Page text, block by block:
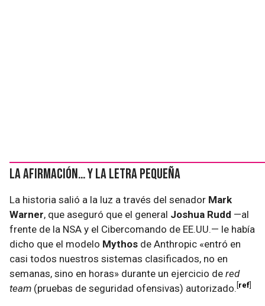
La afirmación… y la letra pequeña
La historia salió a la luz a través del senador Mark
Warner, que aseguró que el general Joshua Rudd —al
frente de la NSA y el Cibercomando de EE.UU.— le había
dicho que el modelo Mythos de Anthropic «entró en
casi todos nuestros sistemas clasificados, no en
semanas, sino en horas» durante un ejercicio de red
team (pruebas de seguridad ofensivas) autorizado. ref